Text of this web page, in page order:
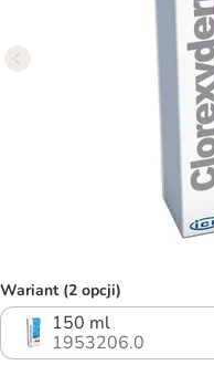
Wariant (2 opcji)
150 ml
1953206.0